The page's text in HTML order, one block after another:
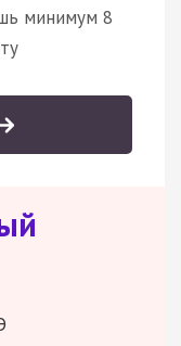
минимум 8